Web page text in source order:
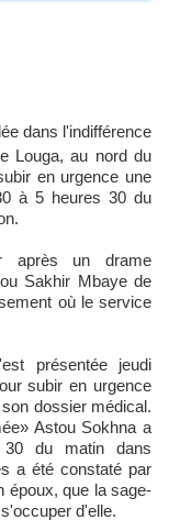
dans l'indifférence
Louga, au nord du
en urgence une
à 5 heures 30 du
après un drame
Sakhir Mbaye de
où le service
présentée jeudi
subir en urgence
dossier médical.
Astou Sokhna a
du matin dans
a été constaté par
époux, que la sage-
d'elle.